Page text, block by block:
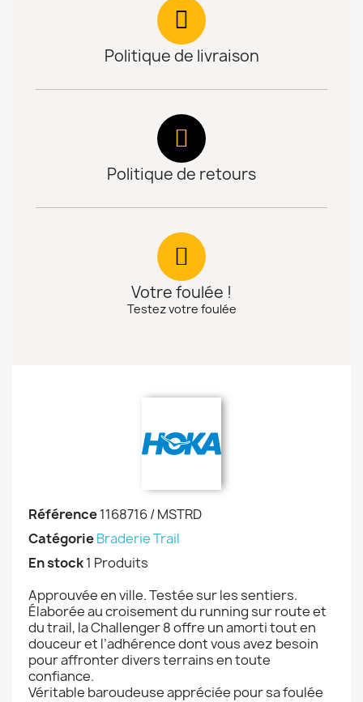
Politique de livraison
Politique de retours
Votre foulée !
Testez votre foulée
Référence1168716 / MSTRD
CatégorieBraderie Trail
En stock1 Produits
Approuvée en ville. Testée sur les sentiers.
Élaborée au croisement du running sur route et
du trail, la Challenger 8 offre un amorti tout en
douceur et l’adhérence dont vous avez besoin
pour affronter divers terrains en toute
confiance.
Véritable baroudeuse appréciée pour sa foulée